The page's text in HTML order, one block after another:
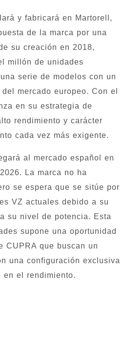
y fabricará en Martorell,
de la marca por una
su creación en 2018,
millón de unidades
serie de modelos con un
mercado europeo. Con el
en su estrategia de
rendimiento y carácter
cada vez más exigente.
al mercado español en
La marca no ha
se espera que se sitúe por
VZ actuales debido a su
su nivel de potencia. Esta
supone una oportunidad
CUPRA que buscan un
una configuración exclusiva
en el rendimiento.